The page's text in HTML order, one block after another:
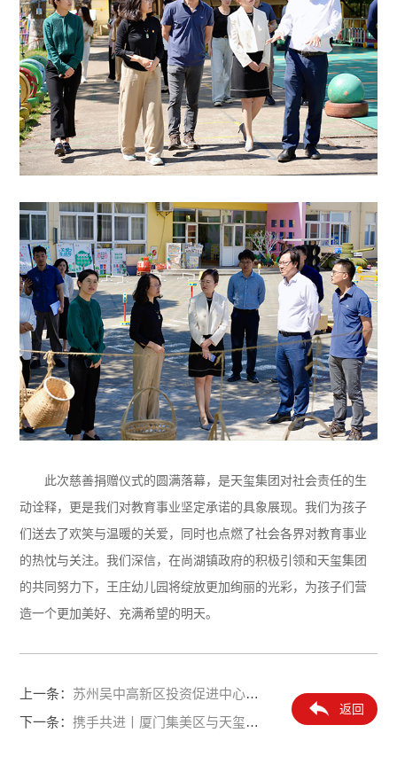
此次慈善捐赠仪式的圆满落幕，是天玺集团对社会责任的生
动诠释，更是我们对教育事业坚定承诺的具象展现。我们为孩子
们送去了欢笑与温暖的关爱，同时也点燃了社会各界对教育事业
的热忱与关注。我们深信，在尚湖镇政府的积极引领和天玺集团
的共同努力下，王庄幼儿园将绽放更加绚丽的光彩，为孩子们营
造一个更加美好、充满希望的明天。
上一条： 苏州吴中高新区投资促进中心与天玺集团共商合作新机遇
下一条：携手共进丨厦门集美区与天玺集团共同推进产业创新与经济发展
返回